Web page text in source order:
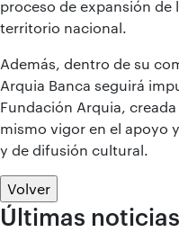
proceso de expansión de
territorio nacional.
Además, dentro de su
Arquia Banca seguirá
Fundación Arquia,
mismo vigor en el apoyo
y de difusión cultural.
Volver
Últimas noticias